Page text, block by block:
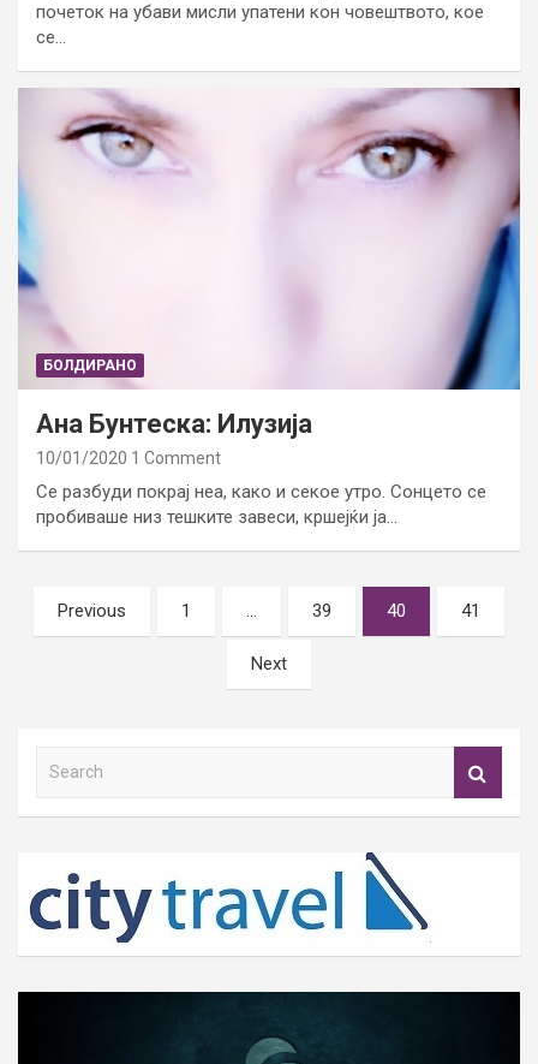
почеток на убави мисли упатени кон човештвото, кое
се…
БОЛДИРАНО
Ана Бунтеска: Илузија
10/01/2020 1 Comment
Се разбуди покрај неа, како и секое утро. Сонцето се
пробиваше низ тешките завеси, кршејќи ја…
Posts
pagination
Previous 1 … 39 40 41
Next
h